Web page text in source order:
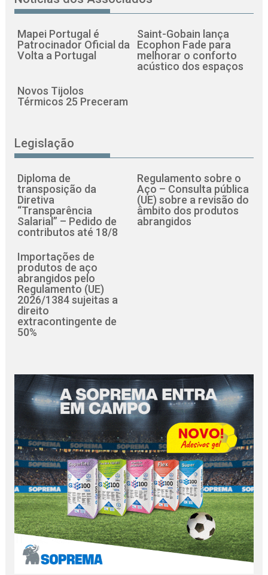
Mapei Portugal é
Patrocinador Oficial da
Volta a Portugal
Saint-Gobain lança
Ecophon Fade para
melhorar o conforto
acústico dos espaços
Novos Tijolos
Térmicos 25 Preceram
Legislação
Diploma de
transposição da
Diretiva
“Transparência
Salarial” – Pedido de
contributos até 18/8
Regulamento sobre o
Aço – Consulta pública
(UE) sobre a revisão do
âmbito dos produtos
abrangidos
Importações de
produtos de aço
abrangidos pelo
Regulamento (UE)
2026/1384 sujeitas a
direito
extracontingente de
50%